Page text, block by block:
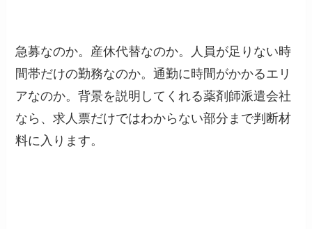
急募なのか。産休代替なのか。人員が足りない時
間帯だけの勤務なのか。通勤に時間がかかるエリ
アなのか。背景を説明してくれる薬剤師派遣会社
なら、求人票だけではわからない部分まで判断材
料に入ります。